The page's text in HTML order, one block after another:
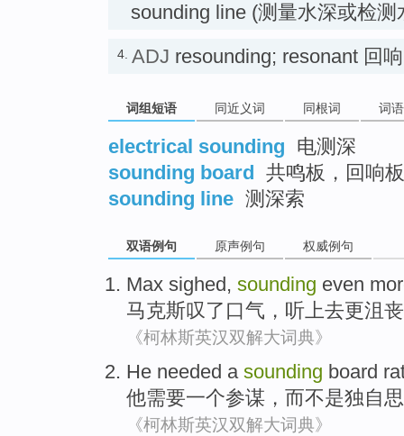
sounding line (测量水深或检测
4. ADJ resounding; resonant 回
词组短语 同近义词 同根词 词
electrical sounding 电测深
sounding board 共鸣板，回响
sounding line 测深索
双语例句 原声例句 权威例句
Max sighed, sounding even
马克斯叹了口气 ， 听上去更沮
《柯林斯英汉双解大词典》
He needed a sounding board
他需要一个参谋 ， 而不是独自
《柯林斯英汉双解大词典》